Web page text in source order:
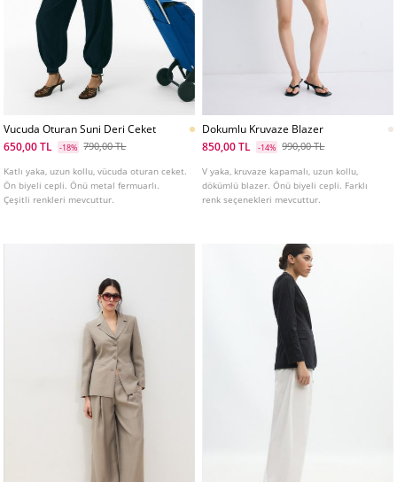
Vucuda Oturan Suni Deri Ceket
650,00 TL
-18% 790,00 TL
Katlı yaka, uzun kollu, vücuda oturan ceket.
Ön biyeli cepli. Önü metal fermuarlı.
Çeşitli renkleri mevcuttur.
Dokumlu Kruvaze Blazer
850,00 TL
-14% 990,00 TL
V yaka, kruvaze kapamalı, uzun kollu,
dökümlü blazer. Önü biyeli cepli. Farklı
renk seçenekleri mevcuttur.